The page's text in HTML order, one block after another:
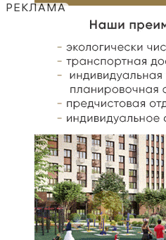
РЕКЛАМА